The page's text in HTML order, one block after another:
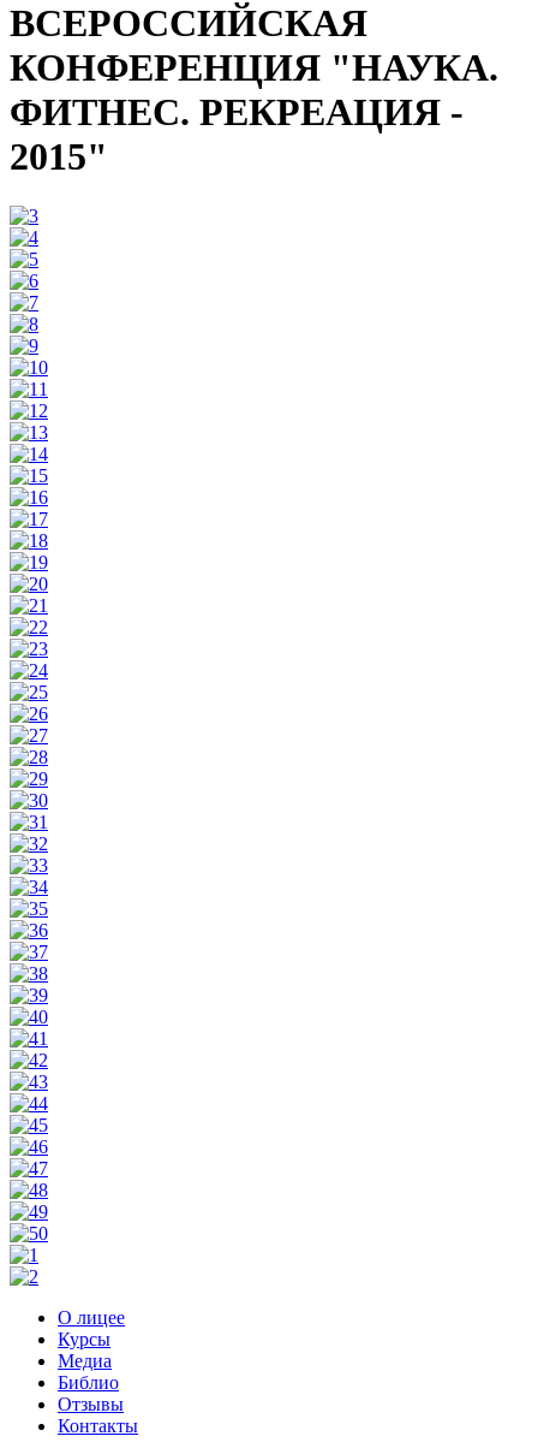
ВСЕРОССИЙСКАЯ
КОНФЕРЕНЦИЯ "НАУКА.
ФИТНЕС. РЕКРЕАЦИЯ -
2015"
О лицее
Курсы
Медиа
Библио
Отзывы
Контакты